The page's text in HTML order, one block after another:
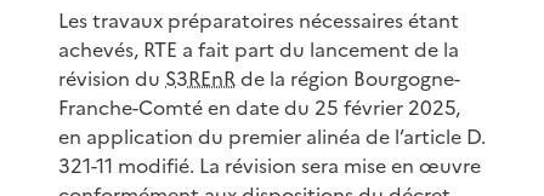
Les travaux préparatoires nécessaires étant
achevés, RTE a fait part du lancement de la
révision du S3REnRde la région Bourgogne-
Franche-Comté en date du 25 février 2025,
en application du premier alinéa de l’article D.
321-11 modifié. La révision sera mise en œuvre